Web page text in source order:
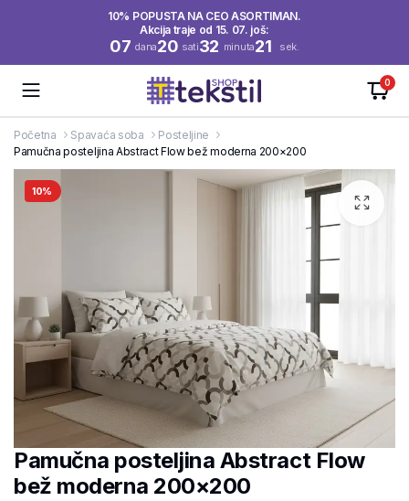
10% POPUSTA NA CEO ASORTIMAN.
Akcija traje od 15. 07. još:
07 dana20 sati32 minuta20 sek.
0
Početna Spavaća soba
Posteljine
Pamučna posteljina Abstract Flow bež moderna 200×200
10%
Pamučna posteljina Abstract Flow
bež moderna 200×200